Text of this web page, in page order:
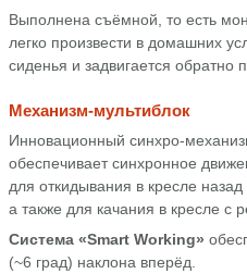
Выполнена съёмной, то есть
легко произвести в домашних
сиденья и задвигается обратно
Механизм-мультиблок
Инновационный синхро-
обеспечивает синхронное
для откидывания в кресле
а также для качания в кресле с
Система «Smart Working»
(~6 град) наклона вперёд.